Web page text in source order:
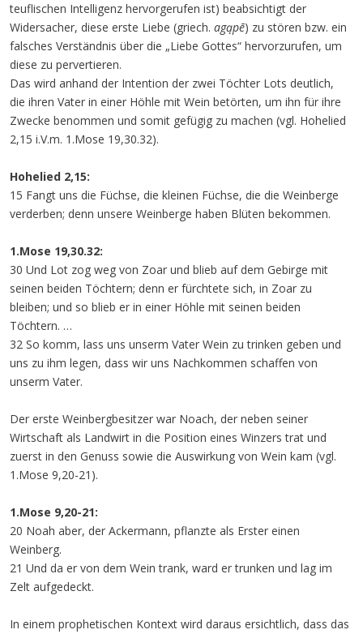
teuflischen Intelligenz hervorgerufen ist) beabsichtigt der
Widersacher, diese erste Liebe (griech. agąpē) zu stören bzw. ein
falsches Verständnis über die „Liebe Gottes“ hervorzurufen, um
diese zu pervertieren.
Das wird anhand der Intention der zwei Töchter Lots deutlich,
die ihren Vater in einer Höhle mit Wein betörten, um ihn für ihre
Zwecke benommen und somit gefügig zu machen (vgl. Hohelied
2,15 i.V.m. 1.Mose 19,30.32).
Hohelied 2,15:
15 Fangt uns die Füchse, die kleinen Füchse, die die Weinberge
verderben; denn unsere Weinberge haben Blüten bekommen.
1.Mose 19,30.32:
30 Und Lot zog weg von Zoar und blieb auf dem Gebirge mit
seinen beiden Töchtern; denn er fürchtete sich, in Zoar zu
bleiben; und so blieb er in einer Höhle mit seinen beiden
Töchtern. …
32 So komm, lass uns unserm Vater Wein zu trinken geben und
uns zu ihm legen, dass wir uns Nachkommen schaffen von
unserm Vater.
Der erste Weinbergbesitzer war Noach, der neben seiner
Wirtschaft als Landwirt in die Position eines Winzers trat und
zuerst in den Genuss sowie die Auswirkung von Wein kam (vgl.
1.Mose 9,20-21).
1.Mose 9,20-21:
20 Noah aber, der Ackermann, pflanzte als Erster einen
Weinberg.
21 Und da er von dem Wein trank, ward er trunken und lag im
Zelt aufgedeckt.
In einem prophetischen Kontext wird daraus ersichtlich, dass das